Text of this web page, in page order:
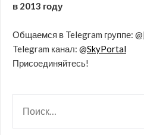
в 2013 году
Общаемся в Telegram группе: @
Telegram канал: @SkyPortal
Присоединяйтесь!